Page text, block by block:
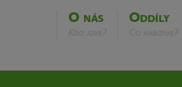
O nás
Kdo jsme?
Oddíly
Co nabízíme?